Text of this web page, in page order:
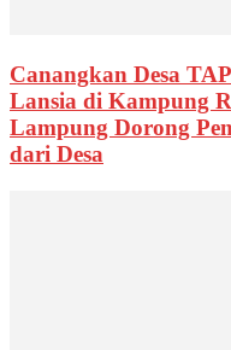
Canangkan Desa
Lansia di Kampung
Lampung Dorong
dari Desa